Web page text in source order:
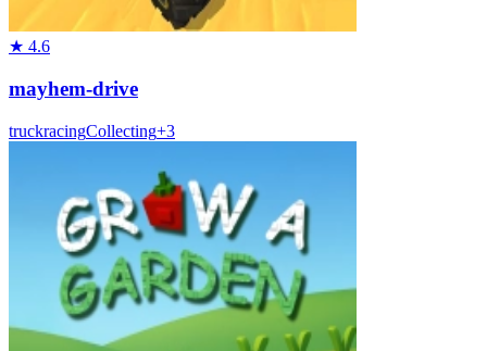
★ 4.6
mayhem-drive
truckracingCollecting+3